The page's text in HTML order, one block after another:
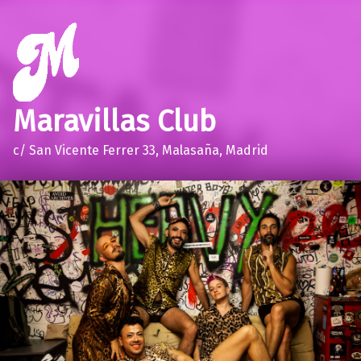
Maravillas Club
c/ San Vicente Ferrer 33, Malasaña, Madrid